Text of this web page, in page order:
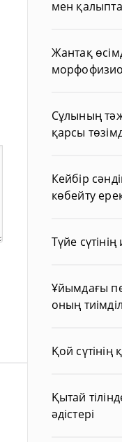
мен
Жантақ
Сұлының
қарсы
Кейбір
көбейту
Түйе
Ұйымдағы
оның
Қой сүтінің
Қытай
әдістері